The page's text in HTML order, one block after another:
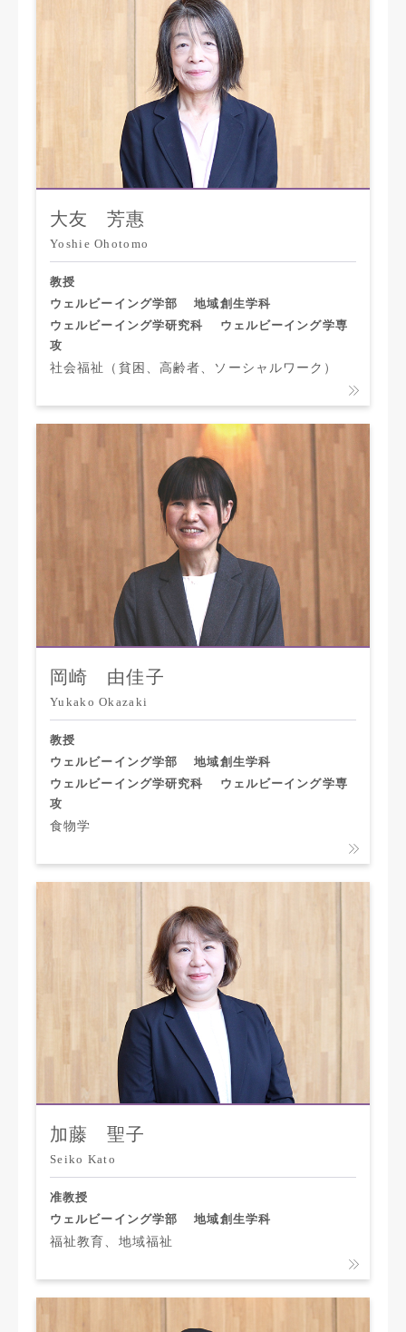
大友 芳惠
Yoshie Ohotomo
教授
ウェルビーイング学部
地域創生学科
ウェルビーイング学研究科
ウェルビーイング学専
攻
社会福祉（貧困、高齢者、ソーシャルワーク）
岡崎 由佳子
Yukako Okazaki
教授
ウェルビーイング学部
地域創生学科
ウェルビーイング学研究科
ウェルビーイング学専
攻
食物学
加藤 聖子
Seiko Kato
准教授
ウェルビーイング学部
地域創生学科
福祉教育、地域福祉